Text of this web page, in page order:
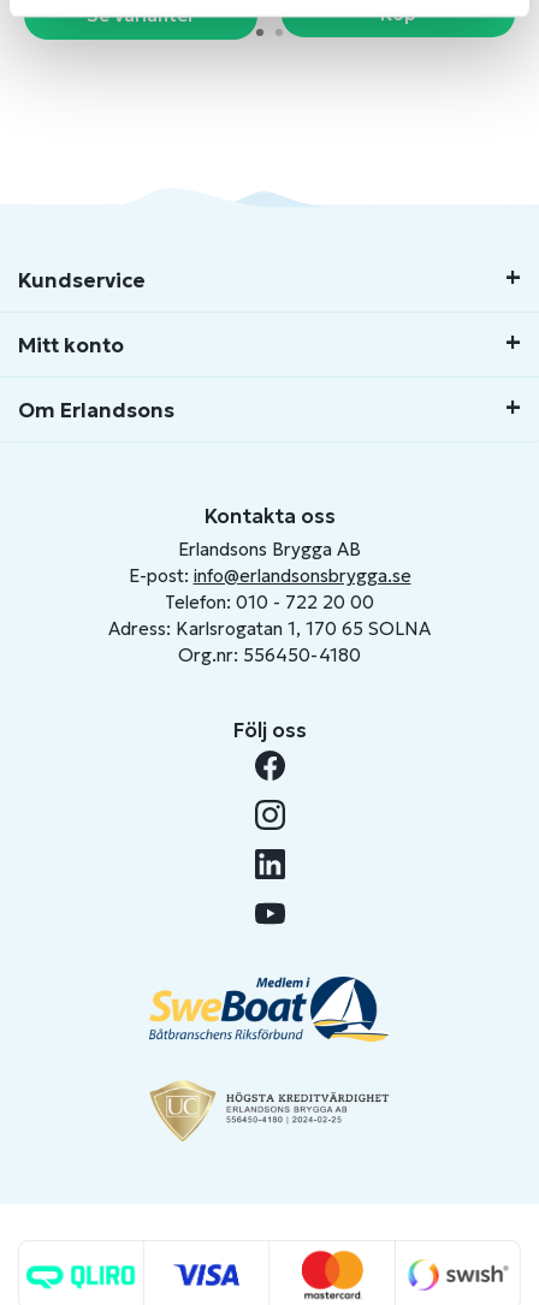
Se varianter Köp
Kundservice
Mitt konto
Om Erlandsons
Kontakta oss
Erlandsons Brygga AB
E-post: info@erlandsonsbrygga.se
Telefon: 010 - 722 20 00
Adress: Karlsrogatan 1, 170 65 SOLNA
Org.nr: 556450-4180
Följ oss